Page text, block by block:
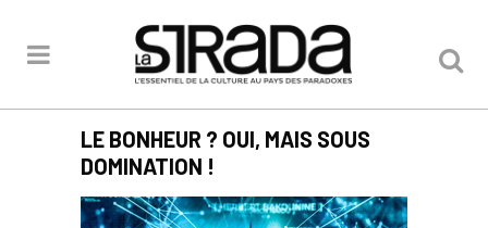
LE BONHEUR ? OUI, MAIS SOUS
DOMINATION !